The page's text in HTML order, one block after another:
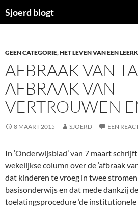
naar
Sjoerd blogt
GEEN CATEGORIE,HET LEVEN VAN EEN
AFBRAAK VAN
AFBRAAK VAN
VERTROUWEN
8 MAART 2015 SJOERD EEN
In ‘Onderwijsblad’ van 7 maart
wekelijkse column over de ‘afbraak
dat kinderen te vroeg in twee
basisonderwijs en dat mede dankzij
toelatingsprocedure ‘de